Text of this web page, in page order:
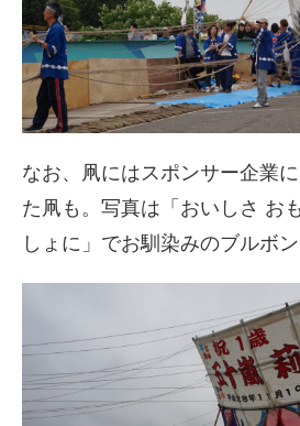
なお、凧にはスポンサー企業
た凧も。写真は「おいしさ お
しょに」でお馴染みのブルボン